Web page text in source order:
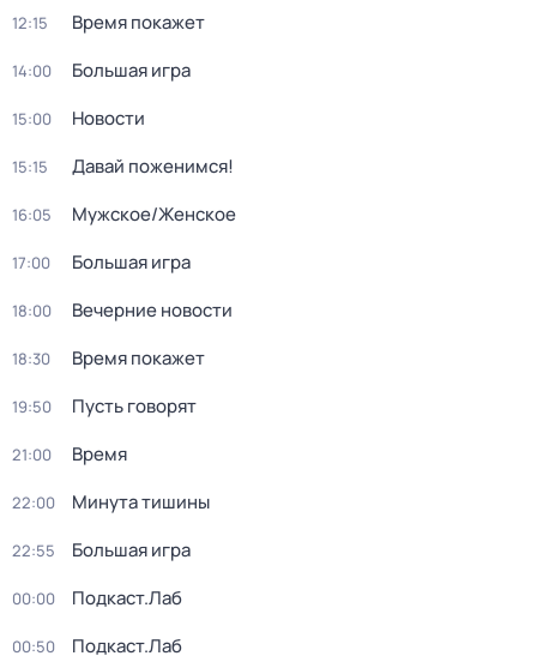
12:15 Время покажет
14:00 Большая игра
15:00 Новости
15:15 Давай поженимся!
16:05 Мужское/Женское
17:00 Большая игра
18:00 Вечерние новости
18:30 Время покажет
19:50 Пусть говорят
21:00 Время
22:00 Минута тишины
22:55 Большая игра
00:00 Подкаст.Лаб
00:50 Подкаст.Лаб